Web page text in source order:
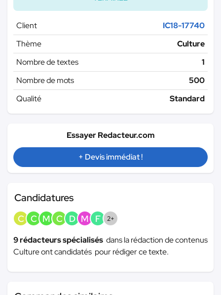
Client
IC18-17740
Thème
Culture
Nombre de textes
1
Nombre de mots
500
Qualité
Standard
Essayer Redacteur.com
+ Devis immédiat !
Candidatures
C C M C D M F 2+
9 rédacteurs spécialisés dans la rédaction de contenus
Culture ont candidatés pour rédiger ce texte.